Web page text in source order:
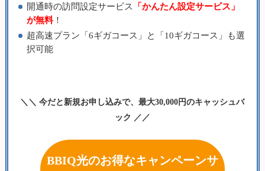
開通時の訪問設定サービス 「かんたん設定サービス」
が無料！
超高速プラン「6ギガコース」と「10ギガコース」も選
択可能
＼＼ 今だと新規お申し込みで、最大30,000円のキャッシュバ
ック ／／
BBIQ光のお得なキャンペーンサ